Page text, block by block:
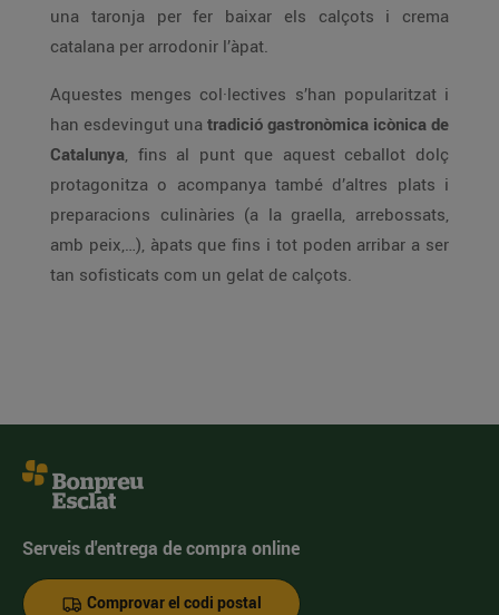
una taronja per fer baixar els calçots i crema
catalana per arrodonir l’àpat.
Aquestes menges col·lectives s’han popularitzat i
han esdevingut una tradició gastronòmica icònica de
Catalunya, fins al punt que aquest ceballot dolç
protagonitza o acompanya també d’altres plats i
preparacions culinàries (a la graella, arrebossats,
amb peix,…), àpats que fins i tot poden arribar a ser
tan sofisticats com un gelat de calçots.
Serveis d'entrega de compra online
Comprovar el codi postal